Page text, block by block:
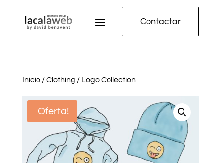
Contactar
Inicio/Clothing / Logo Collection
¡Oferta!